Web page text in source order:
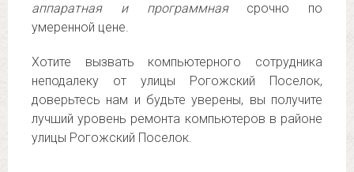
аппаратная и программнаясрочно по
умеренной цене.
Хотите вызвать компьютерного сотрудника
неподалеку от улицы Рогожский Поселок,
доверьтесь нам и будьте уверены, вы получите
лучший уровень ремонта компьютеров в районе
улицы Рогожский Поселок.